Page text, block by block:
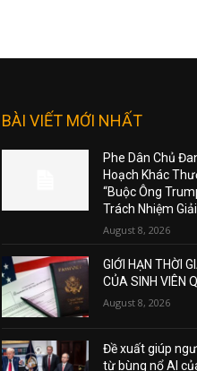
BÀI VIẾT MỚI NHẤT
Phe Dân Chủ
Hoạch Khác
“Buộc Ông
Trách Nhiệm Giải
August 8, 2026
GIỚI HẠN THỜI
CỦA SINH VIÊN
August 8, 2026
Đề xuất giúp
từ bùng nổ AI